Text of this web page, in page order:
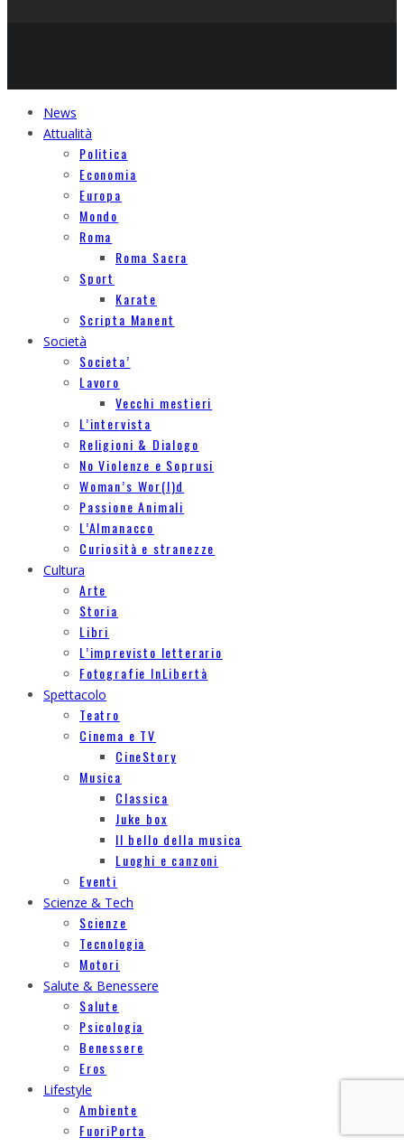
News
Attualità
Politica
Economia
Europa
Mondo
Roma
Roma Sacra
Sport
Karate
Scripta Manent
Società
Societa’
Lavoro
Vecchi mestieri
L’intervista
Religioni & Dialogo
No Violenze e Soprusi
Woman’s Wor(l)d
Passione Animali
L’Almanacco
Curiosità e stranezze
Cultura
Arte
Storia
Libri
L’imprevisto letterario
Fotografie InLibertà
Spettacolo
Teatro
Cinema e TV
CineStory
Musica
Classica
Juke box
Il bello della musica
Luoghi e canzoni
Eventi
Scienze & Tech
Scienze
Tecnologia
Motori
Salute & Benessere
Salute
Psicologia
Benessere
Eros
Lifestyle
Ambiente
FuoriPorta